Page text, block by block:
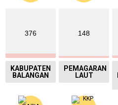
376
KABUPATEN
BALANGAN
148
PEMAGARAN
LAUT